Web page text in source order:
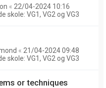
« 22/04-2024 10:16
skole: VG1, VG2 og VG3
« 21/04-2024 09:48
skole: VG1, VG2 og VG3
or techniques